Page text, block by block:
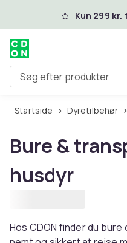
Spring til Kun 299
Søg efter produkter
Startside Dyretilbehør
Bure &
husdyr
Hos CDON finder du